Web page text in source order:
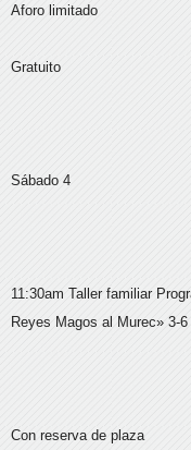
Aforo limitado
Gratuito
Sábado 4
11:30am Taller familiar
Reyes Magos al Murec» 3-
Con reserva de plaza